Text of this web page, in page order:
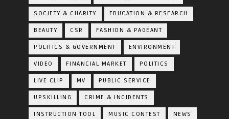
SOCIETY & CHARITY EDUCATION & RESEARCH
BEAUTY CSR FASHION & PAGEANT
POLITICS & GOVERNMENT ENVIRONMENT
VIDEO FINANCIAL MARKET POLITICS
LIVE CLIP MV PUBLIC SERVICE
UPSKILLING CRIME & INCIDENTS
INSTRUCTION TOOL MUSIC CONTEST NEWS